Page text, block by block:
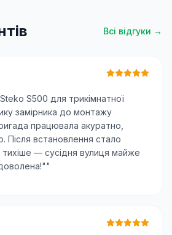
Всі відгуки →
S500 для трикімнатної
замірника до монтажу
працювала акуратно,
Після встановлення стало
тихіше — сусідня вулиця майже
"